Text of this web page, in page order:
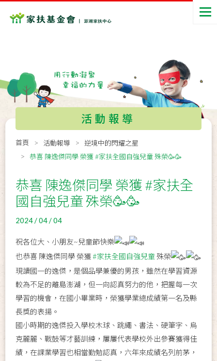
活動報導
首頁 活動報導
逆境中的閃耀之星
恭喜 陳逸傑同學 榮獲 #家扶全國自強兒童 殊榮🥳🥳
恭喜 陳逸傑同學 榮獲 #家扶全
國自強兒童 殊榮🥳🥳
2024 / 04 / 04
祝各位大、小朋友~兒童節快樂
也恭喜 陳逸傑同學 榮獲#家扶全國自強兒童 殊榮
現讀國一的逸傑，是個品學兼優的男孩，雖然在學習資源
較為不足的離島澎湖，但一向認真努力的他，把握每一次
學習的機會，在國小畢業時，榮獲學業總成績第一名及縣
長獎的表揚。
國小時期的逸傑投入學校木球、跳繩、書法、硬筆字、烏
克麗麗、戰鼓等才藝訓練，屢屢代表學校外出參賽獲得佳
績，在課業學習也相當勤勉認真，六年來成績名列前茅，